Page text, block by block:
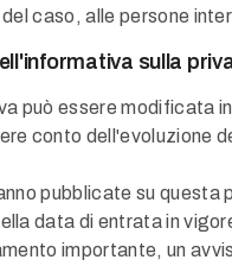
caso, alle persone
sulla
può essere modificata
conto dell'evoluzione
pubblicate su questa
data di entrata in
importante, un